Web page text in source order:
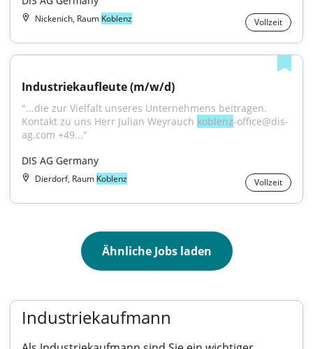
Nickenich, Raum Koblenz Vollzeit
Industriekaufleute (m/w/d)
"...die zur Vielfalt unseres Unternehmens beitragen.
Kontakt zu uns Herr Julian Weyrauch koblenz-office@dis-
ag.com +49..."
DIS AG Germany
Dierdorf, Raum Koblenz Vollzeit
Ähnliche Jobs laden
Industriekaufmann